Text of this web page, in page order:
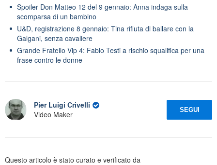
Spoiler Don Matteo 12 del 9 gennaio: Anna indaga sulla
scomparsa di un bambino
U&D, registrazione 8 gennaio: Tina rifiuta di ballare con la
Galgani, senza cavaliere
Grande Fratello Vip 4: Fabio Testi a rischio squalifica per una
frase contro le donne
Pier Luigi Crivelli
Video Maker
SEGUI
Questo articolo è stato curato e verificato da